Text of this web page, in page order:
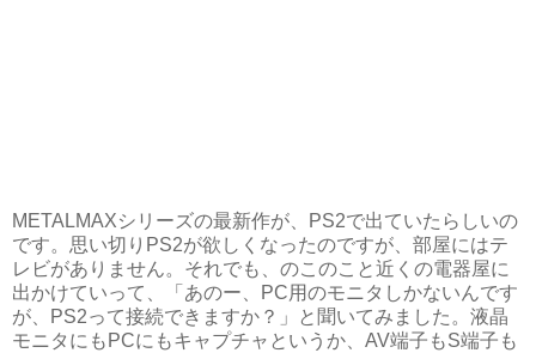
METALMAXシリーズの最新作が、PS2で出ていたらしいの
です。思い切りPS2が欲しくなったのですが、部屋にはテ
レビがありません。それでも、のこのこと近くの電器屋に
出かけていって、「あのー、PC用のモニタしかないんです
が、PS2って接続できますか？」と聞いてみました。液晶
モニタにもPCにもキャプチャというか、AV端子もS端子も